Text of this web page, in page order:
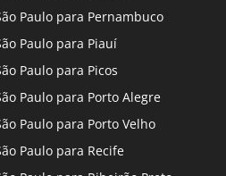
Paulo para Pernambuco
Paulo para Piauí
Paulo para Picos
Paulo para Porto Alegre
Paulo para Porto Velho
Paulo para Recife